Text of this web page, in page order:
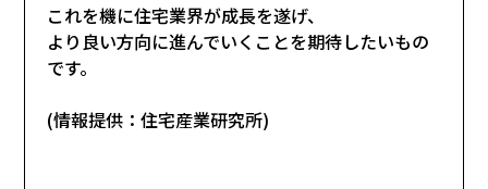
これを機に住宅業界が成長を遂げ、
より良い方向に進んでいくことを期待したいもの
です。
(情報提供：住宅産業研究所)